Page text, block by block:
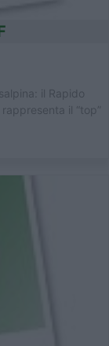
il Rapido
il “top”